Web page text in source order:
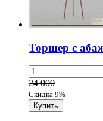
Торшер с
24 000
Скидка 9%